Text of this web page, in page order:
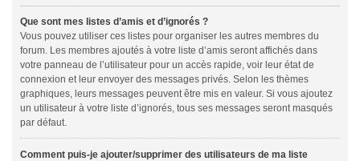
Que sont mes listes d’amis et d’ignorés ?
Vous pouvez utiliser ces listes pour organiser les autres membres du
forum. Les membres ajoutés à votre liste d’amis seront affichés dans
votre panneau de l’utilisateur pour un accès rapide, voir leur état de
connexion et leur envoyer des messages privés. Selon les thèmes
graphiques, leurs messages peuvent être mis en valeur. Si vous ajoutez
un utilisateur à votre liste d’ignorés, tous ses messages seront masqués
par défaut.
Comment puis-je ajouter/supprimer des utilisateurs de ma liste